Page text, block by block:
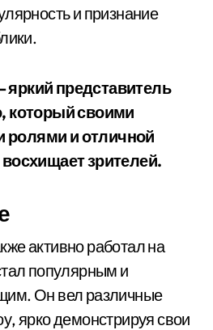
и признание
представитель
который своими
и отличной
зрителей.
активно работал на
популярным и
Он вел различные
ярко демонстрируя свои